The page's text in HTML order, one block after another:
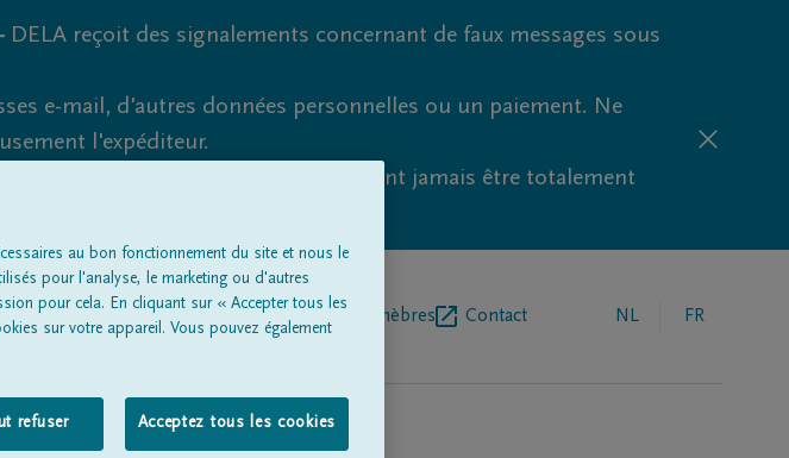
DELA reçoit des signalements concernant de faux messages sous
e-mail, d'autres données personnelles ou un paiement. Ne
l'expéditeur.
et de fraude ne peuvent jamais être totalement
À propos de nousEntrepreneur de pompes funèbres Contact NL FR
au bon fonctionnement du site et nous le
pour l'analyse, le marketing ou d'autres
pour cela. En cliquant sur « Accepter tous les
sur votre appareil. Vous pouvez également
refuser Acceptez tous les cookies